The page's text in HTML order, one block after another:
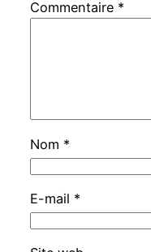
Commentaire *
Nom *
E-mail *